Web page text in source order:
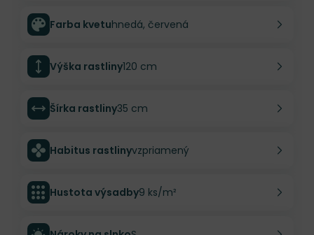
Farba kvetuhnedá, červená
Výška rastliny120 cm
Šírka rastliny35 cm
Habitus rastlinyvzpriamený
Hustota výsadby9 ks/m²